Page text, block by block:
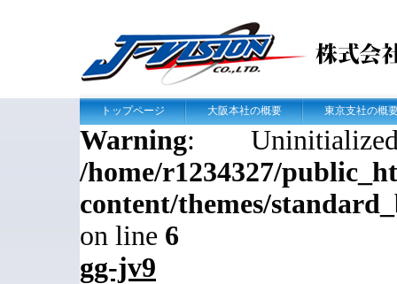
トップページ 大阪本社の概要 東京支社の概
Warning:
/home/r1234327/
content/themes/
on line 6
gg-jv9